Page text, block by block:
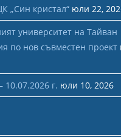
„Син кристал“ юли 22,
университет на Тайван
по нов съвместен проект
10.07.2026 г. юли 10, 2026